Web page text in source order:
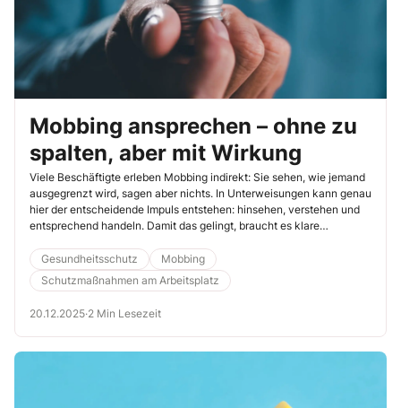
Mobbing ansprechen – ohne zu
spalten, aber mit Wirkung
Viele Beschäftigte erleben Mobbing indirekt: Sie sehen, wie jemand
ausgegrenzt wird, sagen aber nichts. In Unterweisungen kann genau
hier der entscheidende Impuls entstehen: hinsehen, verstehen und
entsprechend handeln. Damit das gelingt, braucht es klare
Konflikt, unkollegialem Verhalten und echtem Mobbing.
Gesundheitsschutz
Mobbing
Schutzmaßnahmen am Arbeitsplatz
20.12.2025·2 Min Lesezeit